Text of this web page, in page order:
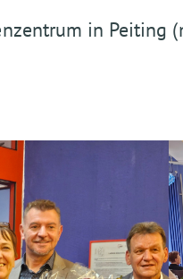
in Peiting